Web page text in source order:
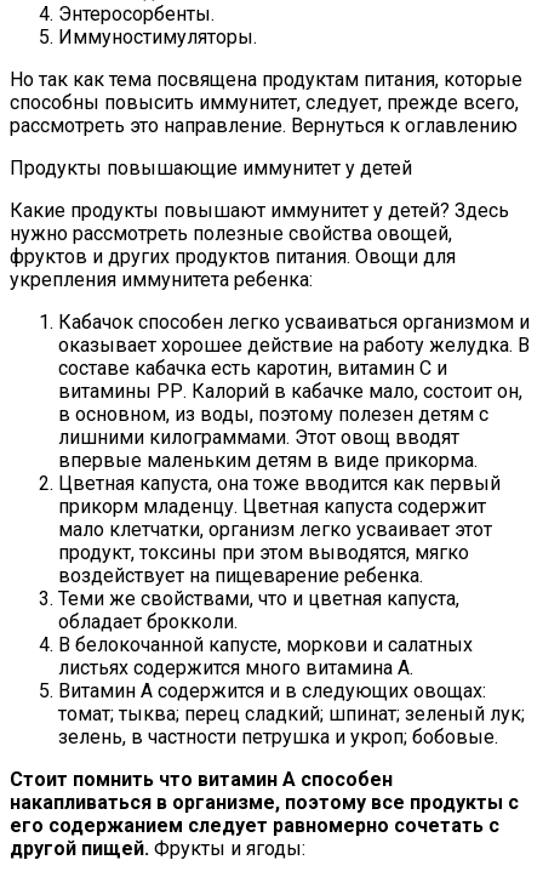
Энтеросорбенты.
Иммуностимуляторы.
Но так как тема посвящена продуктам питания, которые
способны повысить иммунитет, следует, прежде всего,
рассмотреть это направление. Вернуться к оглавлению
Продукты повышающие иммунитет у детей
Какие продукты повышают иммунитет у детей? Здесь
нужно рассмотреть полезные свойства овощей,
фруктов и других продуктов питания. Овощи для
укрепления иммунитета ребенка:
Кабачок способен легко усваиваться организмом и
оказывает хорошее действие на работу желудка. В
составе кабачка есть каротин, витамин С и
витамины РР. Калорий в кабачке мало, состоит он,
в основном, из воды, поэтому полезен детям с
лишними килограммами. Этот овощ вводят
впервые маленьким детям в виде прикорма.
Цветная капуста, она тоже вводится как первый
прикорм младенцу. Цветная капуста содержит
мало клетчатки, организм легко усваивает этот
продукт, токсины при этом выводятся, мягко
воздействует на пищеварение ребенка.
Теми же свойствами, что и цветная капуста,
обладает брокколи.
В белокочанной капусте, моркови и салатных
листьях содержится много витамина А.
Витамин А содержится и в следующих овощах:
томат; тыква; перец сладкий; шпинат; зеленый лук;
зелень, в частности петрушка и укроп; бобовые.
Стоит помнить что витамин А способен
накапливаться в организме, поэтому все продукты с
его содержанием следует равномерно сочетать с
другой пищей. Фрукты и ягоды: